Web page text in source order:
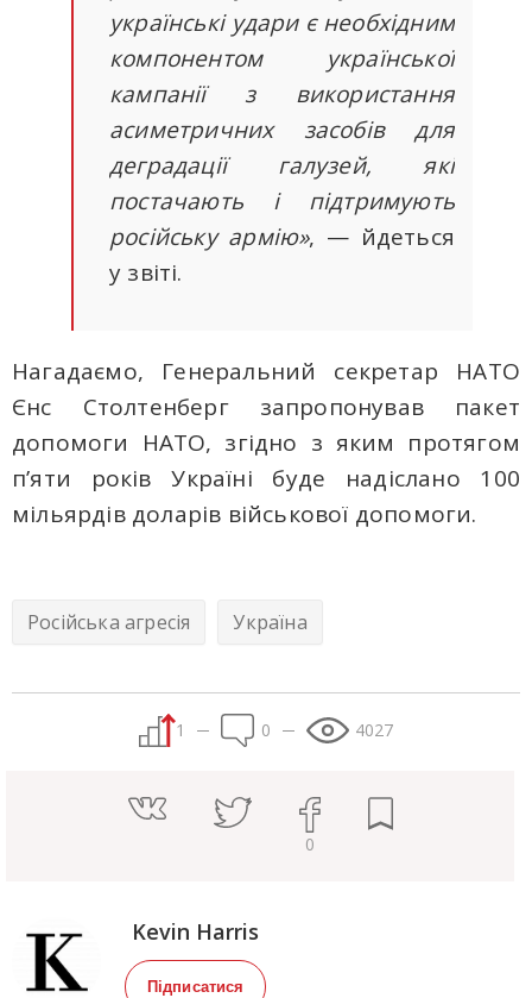
українські удари є необхідним
компонентом української
кампанії з використання
асиметричних засобів для
деградації галузей, які
постачають і підтримують
російську армію», — йдеться
у звіті.
Нагадаємо, Генеральний секретар НАТО
Єнс Столтенберг запропонував пакет
допомоги НАТО, згідно з яким протягом
п’яти років Україні буде надіслано 100
мільярдів доларів військової допомоги.
Російська агресія Україна
1 0 4027
0
Kevin Harris
Підписатися